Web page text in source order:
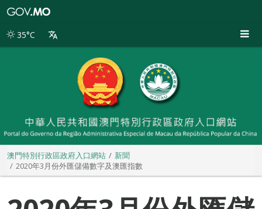
別
35°C
澳門特別行政區政府入口網站
新聞
2020年3月份外匯儲備數字及澳匯指數